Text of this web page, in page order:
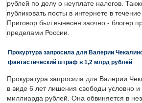
рублей по делу о неуплате налогов.
публиковать посты в интернете в течение
Приговор был вынесен заочно - блогер
пределами России.
Прокуртура запросила для Валерии
фантастический штраф в 1,2 млрд рублей
Прокуратура запросила для Валерии
в виде 6 лет лишения свободы условно
миллиарда рублей. Она обвиняется в